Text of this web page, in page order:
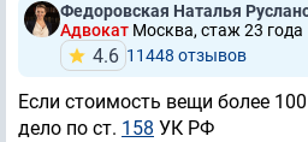
Федоровская Наталья
Адвокат Москва, стаж 23 годa
4.6 11448 отзывов
Если стоимость вещи более
дело по ст. 158 УК РФ